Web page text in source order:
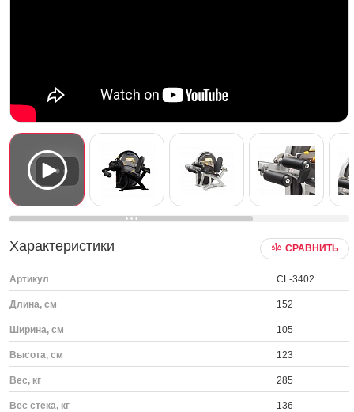
Характеристики СРАВНИТЬ
Артикул CL-3402
Длина, см 152
Ширина, см 105
Высота, см 123
Вес, кг 285
Вес стека, кг 136